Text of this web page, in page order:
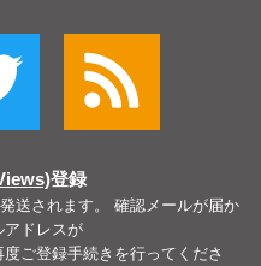
登録
送されます。 確認メールが届か
アドレスが
ご登録手続きを行ってくださ